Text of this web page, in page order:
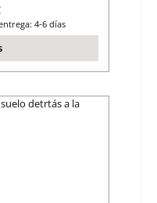
4-6 días